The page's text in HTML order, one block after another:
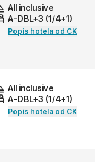
All inclusive
A-DBL+3 (1/4+1)
Popis hotela od CK
All inclusive
A-DBL+3 (1/4+1)
Popis hotela od CK